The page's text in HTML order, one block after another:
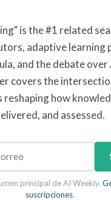
is the #1 related
adaptive learning
and the debate over
covers the
how
and assessed.
principal de AI Weekly.
suscripciones.